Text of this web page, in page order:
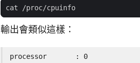
輸出會類似這樣：
processor	: 0